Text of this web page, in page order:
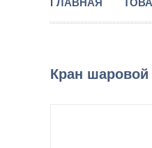
ГЛАВНАЯ
Кран шаровой